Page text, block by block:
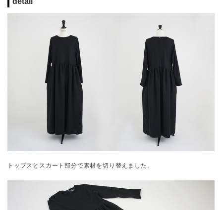
トップスとスカート部分で素材を切り替えました。